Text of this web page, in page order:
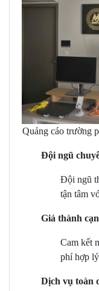
Quảng cáo trường
Đội ngũ
Đội ngũ
tận tâm
Giá thành
Cam kết
phí hợp
Dịch vụ toàn